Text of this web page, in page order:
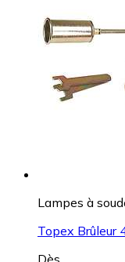
Lampes à
Topex Brûleur
Dès